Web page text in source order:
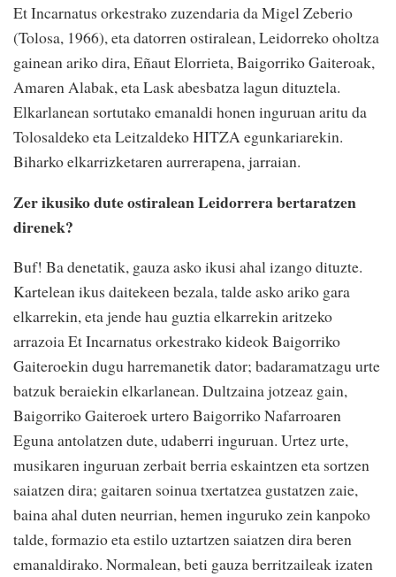
Et Incarnatus orkestrako zuzendaria da Migel Zeberio
(Tolosa, 1966), eta datorren ostiralean, Leidorreko oholtza
gainean ariko dira, Eñaut Elorrieta, Baigorriko Gaiteroak,
Amaren Alabak, eta Lask abesbatza lagun dituztela.
Elkarlanean sortutako emanaldi honen inguruan aritu da
Tolosaldeko eta Leitzaldeko HITZA egunkariarekin.
Biharko elkarrizketaren aurrerapena, jarraian.
Zer ikusiko dute ostiralean Leidorrera bertaratzen
direnek?
Buf! Ba denetatik, gauza asko ikusi ahal izango dituzte.
Kartelean ikus daitekeen bezala, talde asko ariko gara
elkarrekin, eta jende hau guztia elkarrekin aritzeko
arrazoia Et Incarnatus orkestrako kideok Baigorriko
Gaiteroekin dugu harremanetik dator; badaramatzagu urte
batzuk beraiekin elkarlanean. Dultzaina jotzeaz gain,
Baigorriko Gaiteroek urtero Baigorriko Nafarroaren
Eguna antolatzen dute, udaberri inguruan. Urtez urte,
musikaren inguruan zerbait berria eskaintzen eta sortzen
saiatzen dira; gaitaren soinua txertatzea gustatzen zaie,
baina ahal duten neurrian, hemen inguruko zein kanpoko
talde, formazio eta estilo uztartzen saiatzen dira beren
emanaldirako. Normalean, beti gauza berritzaileak izaten